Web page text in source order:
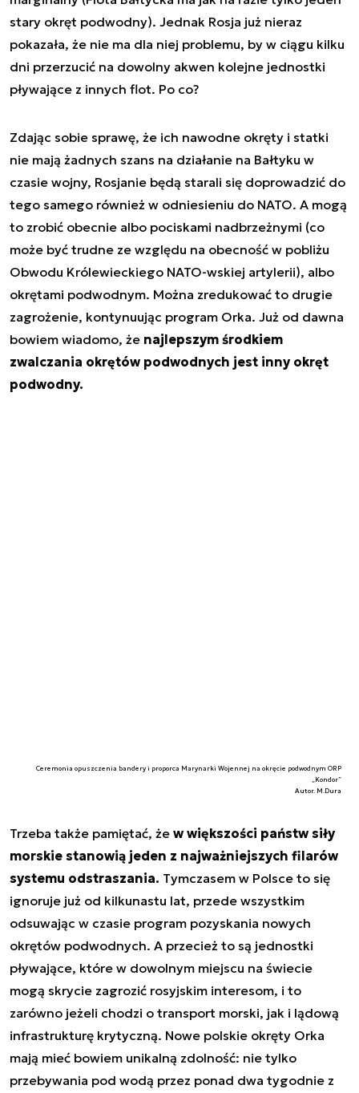
stary okręt podwodny). Jednak Rosja już nieraz
pokazała, że nie ma dla niej problemu, by w ciągu kilku
dni przerzucić na dowolny akwen kolejne jednostki
pływające z innych flot. Po co?
Zdając sobie sprawę, że ich nawodne okręty i statki
nie mają żadnych szans na działanie na Bałtyku w
czasie wojny, Rosjanie będą starali się doprowadzić do
tego samego również w odniesieniu do NATO. A mogą
to zrobić obecnie albo pociskami nadbrzeżnymi (co
może być trudne ze względu na obecność w pobliżu
Obwodu Królewieckiego NATO-wskiej artylerii), albo
okrętami podwodnym. Można zredukować to drugie
zagrożenie, kontynuując program Orka. Już od dawna
bowiem wiadomo, że najlepszym środkiem
zwalczania okrętów podwodnych jest inny okręt
podwodny.
Ceremonia opuszczenia bandery i proporca Marynarki Wojennej na okręcie podwodnym ORP
„Kondor”
Autor. M.Dura
Trzeba także pamiętać, że w większości państw siły
morskie stanowią jeden z najważniejszych filarów
systemu odstraszania. Tymczasem w Polsce to się
ignoruje już od kilkunastu lat, przede wszystkim
odsuwając w czasie program pozyskania nowych
okrętów podwodnych. A przecież to są jednostki
pływające, które w dowolnym miejscu na świecie
mogą skrycie zagrozić rosyjskim interesom, i to
zarówno jeżeli chodzi o transport morski, jak i lądową
infrastrukturę krytyczną. Nowe polskie okręty Orka
mają mieć bowiem unikalną zdolność: nie tylko
przebywania pod wodą przez ponad dwa tygodnie z